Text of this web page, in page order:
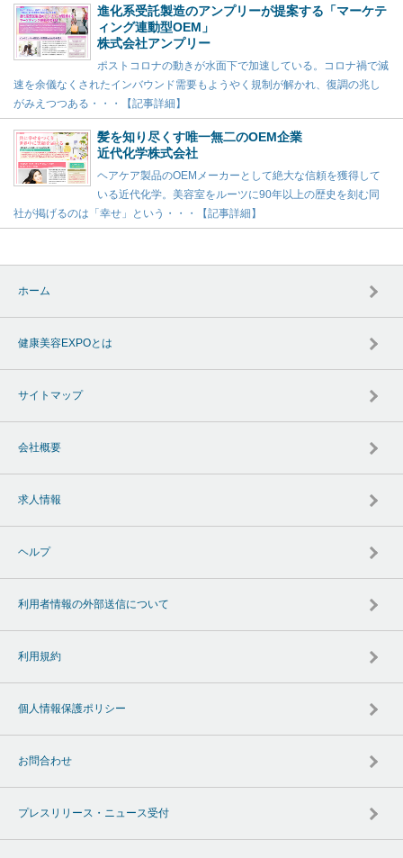
進化系受託製造のアンプリーが提案する「マーケテ
ィング連動型OEM」
株式会社アンプリー
ポストコロナの動きが水面下で加速している。コロナ禍で減
速を余儀なくされたインバウンド需要もようやく規制が解かれ、復調の兆し
がみえつつある・・・【記事詳細】
髪を知り尽くす唯一無二のOEM企業
近代化学株式会社
ヘアケア製品のOEMメーカーとして絶大な信頼を獲得して
いる近代化学。美容室をルーツに90年以上の歴史を刻む同
社が掲げるのは「幸せ」という・・・【記事詳細】
ホーム
健康美容EXPOとは
サイトマップ
会社概要
求人情報
ヘルプ
利用者情報の外部送信について
利用規約
個人情報保護ポリシー
お問合わせ
プレスリリース・ニュース受付